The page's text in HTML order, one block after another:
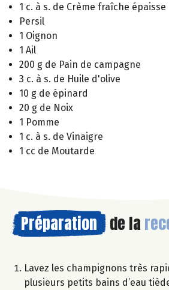
1 c. à s. de Crème fraîche épaisse
Persil
1 Oignon
1 Ail
200 g de Pain de campagne
3 c. à s. de Huile d'olive
10 g de épinard
20 g de Noix
1 Pomme
1 c. à s. de Vinaigre
1 cc de Moutarde
Préparation de la
Lavez les champignons très
plusieurs petits bains d’eau